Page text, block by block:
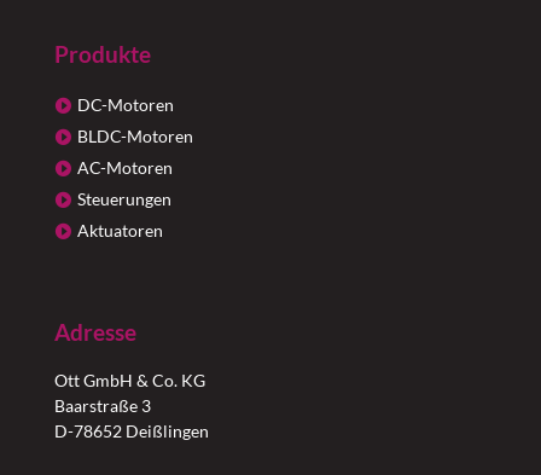
Produkte
DC-Motoren
BLDC-Motoren
AC-Motoren
Steuerungen
Aktuatoren
Adresse
Ott GmbH & Co. KG
Baarstraße 3
D-78652 Deißlingen